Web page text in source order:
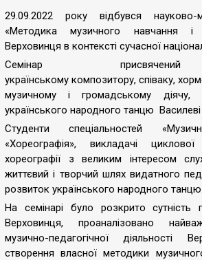
29.09.2022 року відбувся науково-
«Методика музичного навчання і
Верховинця в контексті сучасної
Семінар
українському композитору, співаку,
музичному і громадському діячу,
українського народного танцю
Студенти спеціальностей
«Хореографія», викладачі
хореографії з великим інтересом
життєвий і творчий шлях видатного
розвиток українського народного танцю.
На семінарі було розкрито сутність
Верховинця, проаналізовано
музично-педагогічної діяльності
створення власної методики